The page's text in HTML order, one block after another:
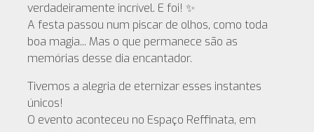
verdadeiramente incrível. E foi! ✨
A festa passou num piscar de olhos, como toda
boa magia... Mas o que permanece são as
memórias desse dia encantador.
Tivemos a alegria de eternizar esses instantes
únicos!
O evento aconteceu no Espaço Reffinata, em